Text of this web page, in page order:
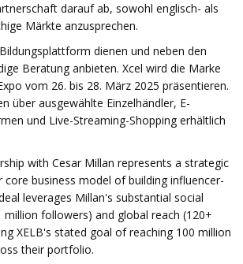
darauf ab, sowohl englisch- als
Märkte anzusprechen.
dienen und neben den
Beratung anbieten. Xcel wird die Marke
vom 26. bis 28. März 2025 präsentieren.
über ausgewählte Einzelhändler, E-
und Live-Streaming-Shopping erhältlich
with Cesar Millan represents a strategic
business model of building influencer-
leverages Millan's substantial social
million followers) and global reach (120+
XELB's stated goal of reaching 100 million
their portfolio.